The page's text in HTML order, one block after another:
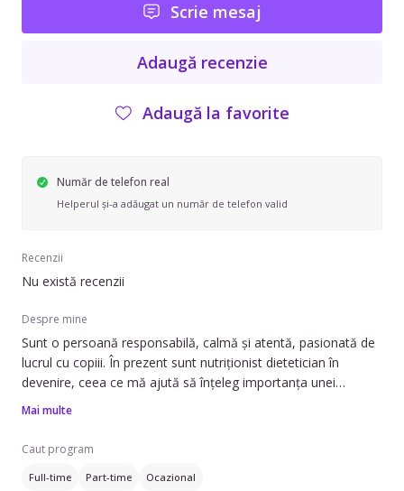
Scrie mesaj
Adaugă recenzie
Adaugă la favorite
Număr de telefon real
Helperul și-a adăugat un număr de telefon valid
Recenzii
Nu există recenzii
Despre mine
Sunt o persoană responsabilă, calmă și atentă, pasionată de
lucrul cu copiii. În prezent sunt nutriționist dietetician în
devenire, ceea ce mă ajută să înțeleg importanța unei
alimentații echilibrate și a unui stil de viață sănătos încă de la
Am mai avut grijă de copii și mă simt confortabil în acest rol,
însă sunt la început de drum și îmi doresc să mă dezvolt cât
Mai multe
Caut program
Full-time Part-time Ocazional